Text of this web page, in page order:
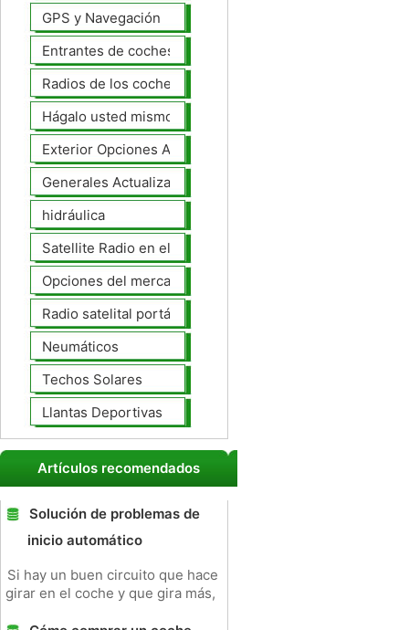
GPS y Navegación
Entrantes de coches
Radios de los coches
Hágalo usted mismo Mejoras Auto
Exterior Opciones Aftermarket
Generales Actualizaciones Auto
hidráulica
Satellite Radio en el tablero
Opciones del mercado de accesorios del interior
Radio satelital portátil
Neumáticos
Techos Solares
Llantas Deportivas
Artículos recomendados
Solución de problemas de
inicio automático
Si hay un buen circuito que hace
girar en el coche y que gira más,